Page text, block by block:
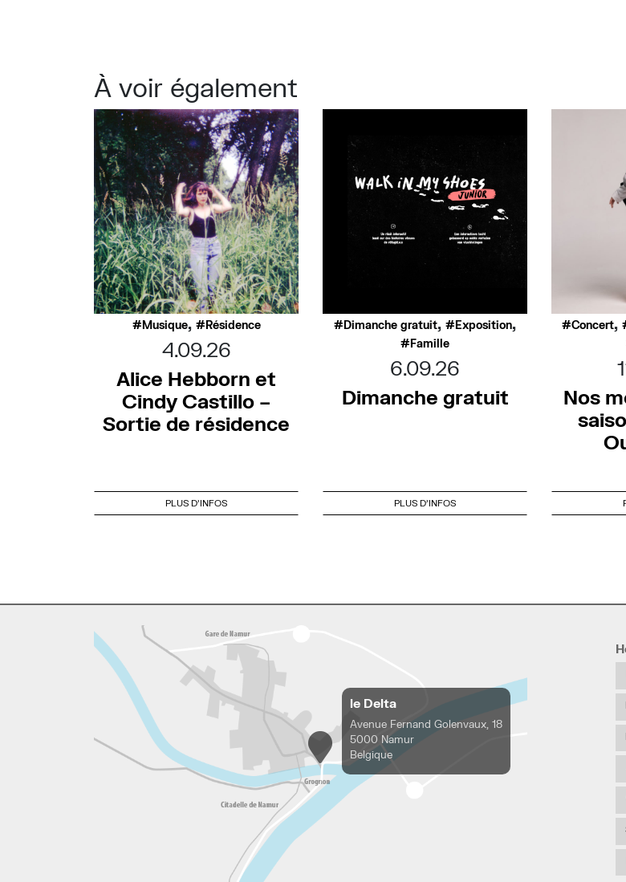
À voir également
Musique, Résidence
4.09.26
Alice Hebborn et
Cindy Castillo –
Sortie de résidence
PLUS D'INFOS
Dimanche gratuit, Exposition,
Famille
6.09.26
Dimanche gratuit
PLUS D'INFOS
Concert,
Nos
le Delta
Avenue Fernand Golenvaux, 18
5000 Namur
Belgique